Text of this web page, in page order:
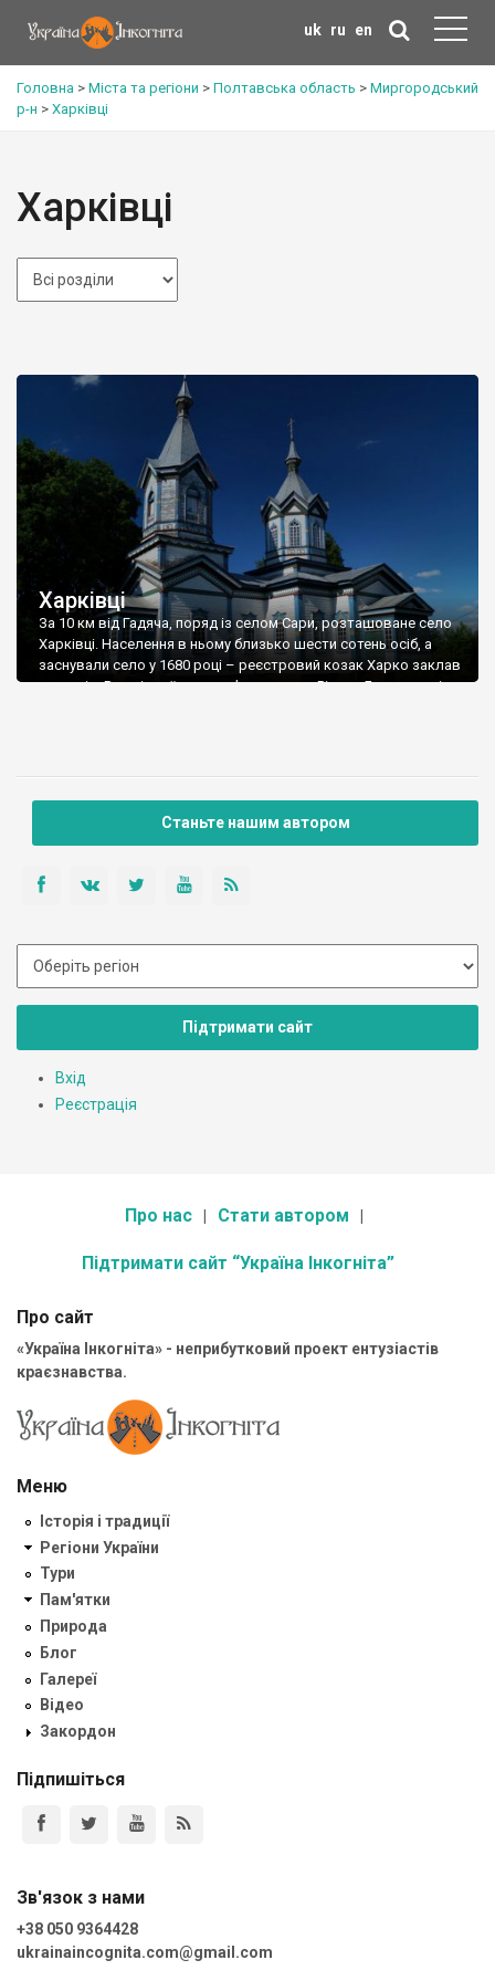
uk ru en
Головна > Міста та регіони > Полтавська область > Миргородський
р-н > Харківці
Харківці
Харківці
За 10 км від Гадяча, поряд із селом Сари, розташоване село
Харківці. Населення в ньому близько шести сотень осіб, а
заснували село у 1680 році – реєстровий козак Харко заклав
тут хутір. В селі стоїть дерев’яна церква Різдва Богородиці,
Станьте нашим автором
Підтримати сайт
Вхід
Реєстрація
Про нас Стати автором
Підтримати сайт “Україна Інкогніта”
Про сайт
«Україна Інкогніта» - неприбутковий проект ентузіастів
краєзнавства.
Меню
Історія і традиції
Регіони України
Тури
Пам'ятки
Природа
Блог
Галереї
Відео
Закордон
Підпишіться
Зв'язок з нами
+38 050 9364428
ukrainaincognita.com@gmail.com